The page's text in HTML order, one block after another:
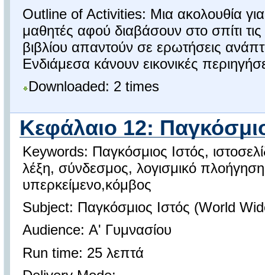
Outline of Activities: Μια ακολουθία
μαθητές αφού διαβάσουν στο σπίτι
βιβλίου απαντούν σε ερωτήσεις
Ενδιάμεσα κάνουν εικονικές
Downloaded: 2 times
Κεφάλαιο 12:
Keywords: Παγκόσμιος Ιστός,
λέξη, σύνδεσμος, λογισμικό
υπερκείμενο,κόμβος
Subject: Παγκόσμιος Ιστός (World
Audience: Α' Γυμνασίου
Run time: 25 λεπτά